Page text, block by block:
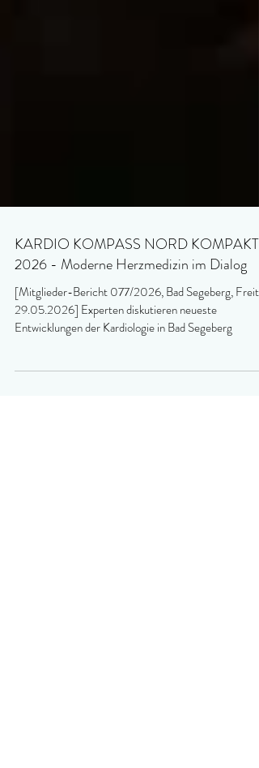
KARDIO KOMPASS NORD KOMPAKT
2026 - Moderne Herzmedizin im Dialog
[Mitglieder-Bericht 077/2026, Bad Segeberg,
Entwicklungen der Kardiologie in Bad Segeberg